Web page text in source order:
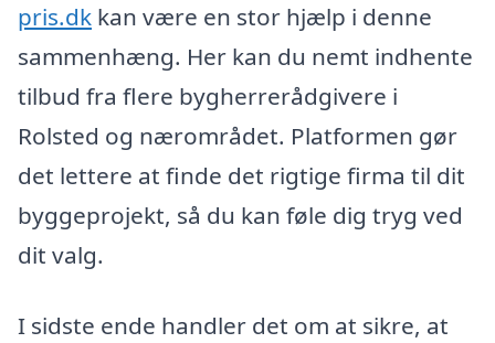
pris.dk kan være en stor hjælp i denne
sammenhæng. Her kan du nemt indhente
tilbud fra flere bygherrerådgivere i
Rolsted og nærområdet. Platformen gør
det lettere at finde det rigtige firma til dit
byggeprojekt, så du kan føle dig tryg ved
dit valg.
I sidste ende handler det om at sikre, at